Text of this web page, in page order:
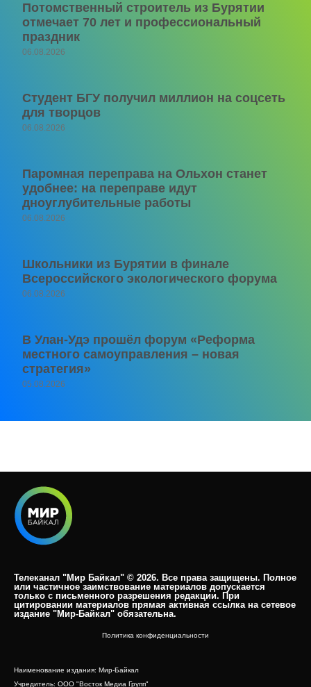
Потомственный строитель из Бурятии
отмечает 70 лет и профессиональный
праздник
06.08.2026
Студент БГУ получил миллион на соцсеть
для творцов
06.08.2026
Паромная переправа на Ольхон станет
удобнее: на переправе идут
дноуглубительные работы
06.08.2026
Школьники из Бурятии в финале
Всероссийского экологического форума
06.08.2026
В Улан-Удэ прошёл форум «Реформа
местного самоуправления – новая
стратегия»
05.08.2026
Телеканал "Мир Байкал" © 2026. Все права защищены. Полное
или частичное заимствование материалов допускается
только с письменного разрешения редакции. При
цитировании материалов прямая активная ссылка на сетевое
издание "Мир-Байкал" обязательна.​
Политика конфиденциальности
Наименование издания: Мир-Байкал
Учредитель: ООО "Восток Медиа Групп"